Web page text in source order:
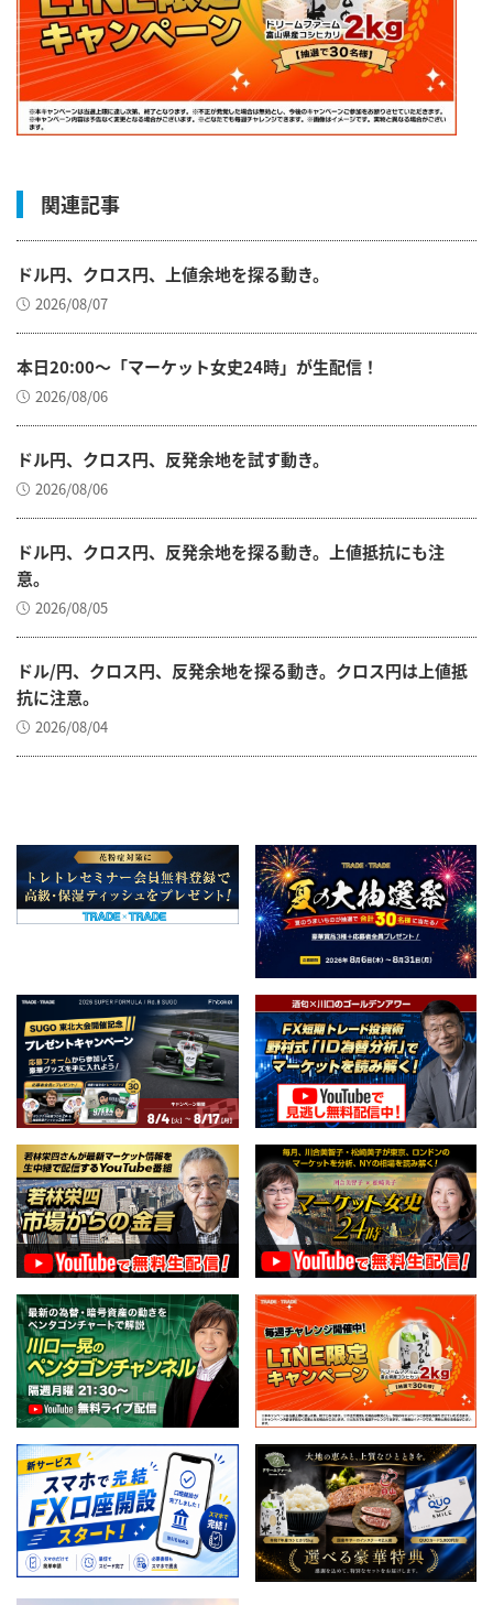
関連記事
ドル円、クロス円、上値余地を探る動き。
2026/08/07
本日20:00～「マーケット女史24時」が生配信！
2026/08/06
ドル円、クロス円、反発余地を試す動き。
2026/08/06
ドル円、クロス円、反発余地を探る動き。上値抵抗にも注
意。
2026/08/05
ドル/円、クロス円、反発余地を探る動き。クロス円は上値抵
抗に注意。
2026/08/04